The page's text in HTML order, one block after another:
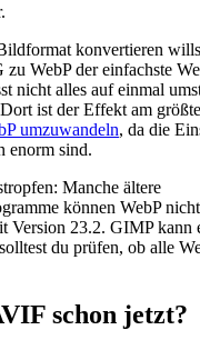
konvertieren
WebP der einfachste
nicht alles auf einmal
ist der Effekt am
umzuwandeln, da die
enorm sind.
Manche ältere
können WebP
Version 23.2. GIMP kann
du prüfen, ob alle
schon jetzt?